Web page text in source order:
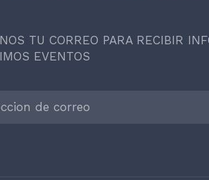
TU CORREO PARA RECIBIR
EVENTOS